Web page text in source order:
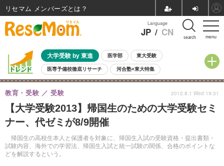
menu
Language
JP / CN search
大学受験 by 東進 医学部 東大受験
医専予備校徹底リサーチ 河合塾×東大特集
親子で考える大学選び 高校受験 中学受験 小学校受験
共通テスト 夏休み
8月開催イベント・WS 全国公立高校 過去問 人気記事
自由研究教材（小学生向け） 自由研究教材（中学生向け）
【大学受験2013】帰国生のための大学受験セミ
ナー、代ゼミが8/9開催
帰国生の高校生本人と保護者を対象に、帰国生入試の受験資格・提出書類・
試験内容、海外での学習法、帰国生入試と統一試験の関係、合格のポイントな
どを解説するという。
教育・受験 受験 2012.8.1 Wed 19:31
リセマム メンバーズ